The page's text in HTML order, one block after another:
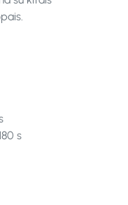
s